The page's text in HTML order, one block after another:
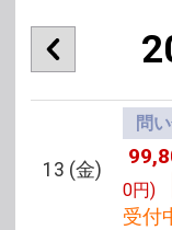
13 (金)
問
0円)
受付